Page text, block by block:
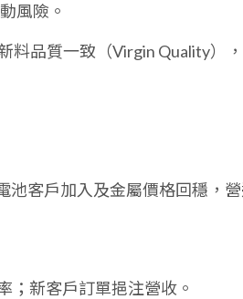
風險。
料品質一致（Virgin Quality）
池客戶加入及金屬價格回穩，
；新客戶訂單挹注營收。